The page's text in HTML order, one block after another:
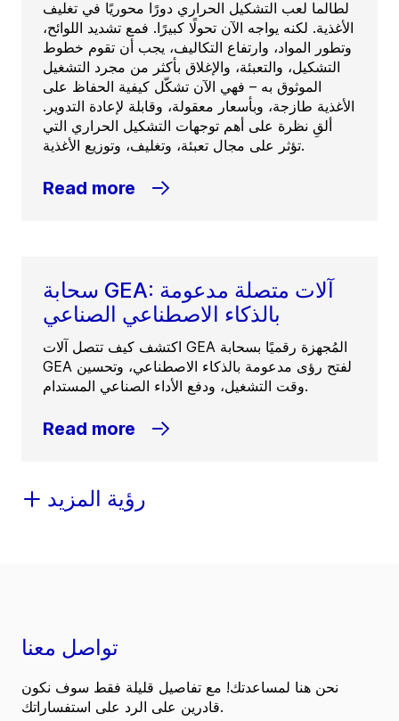
لطالما لعب التشكيل الحراري دورًا محوريًا في تغليف
الأغذية. لكنه يواجه الآن تحولًا كبيرًا. فمع تشديد اللوائح،
وتطور المواد، وارتفاع التكاليف، يجب أن تقوم خطوط
التشكيل، والتعبئة، والإغلاق بأكثر من مجرد التشغيل
الموثوق به – فهي الآن تشكّل كيفية الحفاظ على
الأغذية طازجة، وبأسعار معقولة، وقابلة لإعادة التدوير.
ألقِ نظرة على أهم توجهات التشكيل الحراري التي
تؤثر على مجال تعبئة، وتغليف، وتوزيع الأغذية.
Read more
سحابة GEA: آلات متصلة مدعومة
بالذكاء الاصطناعي الصناعي
اكتشف كيف تتصل آلات GEA المُجهزة رقميًا بسحابة
GEA لفتح رؤى مدعومة بالذكاء الاصطناعي، وتحسين
وقت التشغيل، ودفع الأداء الصناعي المستدام.
Read more
رؤية المزيد
تواصل معنا
نحن هنا لمساعدتك! مع تفاصيل قليلة فقط سوف نكون
قادرين على الرد على استفساراتك.